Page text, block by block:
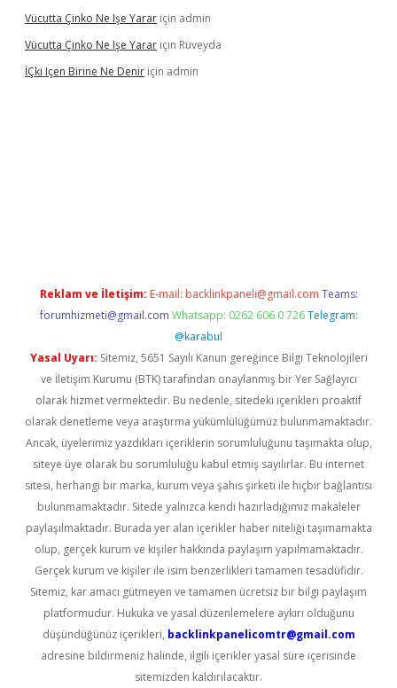
Vücutta Çinko Ne Işe Yarar için admin
Vücutta Çinko Ne Işe Yarar için Rüveyda
İÇki Içen Birine Ne Denir için admin
Reklam ve İletişim: E-mail: backlinkpaneli@gmail.com Teams:
forumhizmeti@gmail.com Whatsapp: 0262 606 0 726 Telegram:
@karabul
Yasal Uyarı: Sitemiz, 5651 Sayılı Kanun gereğince Bilgi Teknolojileri
ve İletişim Kurumu (BTK) tarafından onaylanmış bir Yer Sağlayıcı
olarak hizmet vermektedir. Bu nedenle, sitedeki içerikleri proaktif
olarak denetleme veya araştırma yükümlülüğümüz bulunmamaktadır.
Ancak, üyelerimiz yazdıkları içeriklerin sorumluluğunu taşımakta olup,
siteye üye olarak bu sorumluluğu kabul etmiş sayılırlar. Bu internet
sitesi, herhangi bir marka, kurum veya şahıs şirketi ile hiçbir bağlantısı
bulunmamaktadır. Sitede yalnızca kendi hazırladığımız makaleler
paylaşılmaktadır. Burada yer alan içerikler haber niteliği taşımamakta
olup, gerçek kurum ve kişiler hakkında paylaşım yapılmamaktadır.
Gerçek kurum ve kişiler ile isim benzerlikleri tamamen tesadüfidir.
Sitemiz, kar amacı gütmeyen ve tamamen ücretsiz bir bilgi paylaşım
platformudur. Hukuka ve yasal düzenlemelere aykırı olduğunu
düşündüğünüz içerikleri, backlinkpanelicomtr@gmail.com
adresine bildirmeniz halinde, ilgili içerikler yasal süre içerisinde
sitemizden kaldırılacaktır.